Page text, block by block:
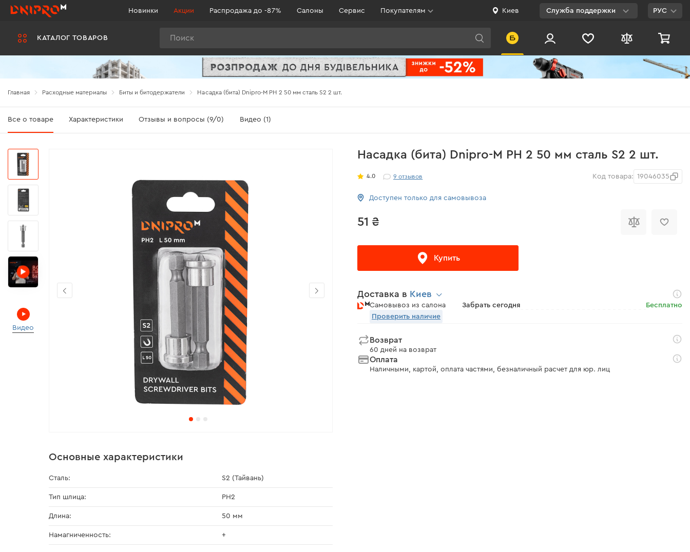
КАТАЛОГ ТОВАРОВ
Новинки Акции Распродажа до -87% Салоны Сервис Покупателям Киев Служба поддержки
0 800 200 500
РУС
Главная Расходные материалы Биты и битодержатели Насадка (бита) Dnipro-M PH 2 50 мм cталь S2 2 шт.
Все о товаре Характеристики Отзывы и вопросы (9/0) Видео (1)
Насадка (бита) Dnipro-M PH 2 50 мм cталь S2 2 шт.
4.0 9отзывов Код товара: 19046035
Доступен только для самовывоза
51 ₴
Купить
Доставка в Киев
Самовывоз из салона Забрать сегодня
Бесплатно
Проверить наличие
Возврат
60 дней на возврат
Оплата
Наличными, картой, оплата частями, безналичный расчет для юр. лиц
Видео
Основные характеристики
Сталь: S2 (Тайвань)
Тип шлица: PH2
Длина: 50 мм
Намагниченность: +